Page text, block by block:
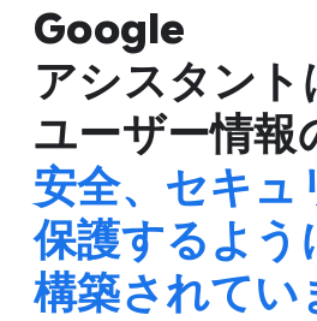
Google
アシスタント
ユーザー情報
安全、​セキュ
保護するよう
構築されてい